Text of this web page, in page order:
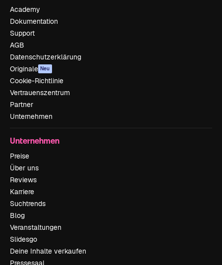
Academy
Dokumentation
Support
AGB
Datenschutzerklärung
Originale Neu
Cookie-Richtlinie
Vertrauenszentrum
Partner
Unternehmen
Unternehmen
Preise
Über uns
Reviews
Karriere
Suchtrends
Blog
Veranstaltungen
Slidesgo
Deine Inhalte verkaufen
Pressesaal